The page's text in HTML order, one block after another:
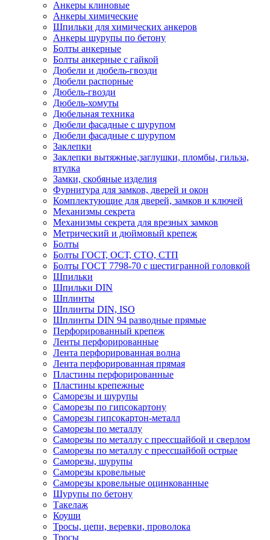
Анкеры клиновые
Анкеры химические
Шпильки для химических анкеров
Анкеры шурупы по бетону
Болты анкерные
Болты анкерные с гайкой
Дюбели и дюбель-гвозди
Дюбели распорные
Дюбель-гвозди
Дюбель-хомуты
Дюбельная техника
Дюбели фасадные с шурупом
Дюбели фасадные с шурупом
Заклепки
Заклепки вытяжные,заглушки, пломбы, гильза,
втулка
Замки, скобяные изделия
Фурнитура для замков, дверей и окон
Комплектующие для дверей, замков и ключей
Механизмы секрета
Механизмы секрета для врезных замков
Метрический и дюймовый крепеж
Болты
Болты ГОСТ, ОСТ, СТО, СТП
Болты ГОСТ 7798-70 с шестигранной головкой
Шпильки
Шпильки DIN
Шплинты
Шплинты DIN, ISO
Шплинты DIN 94 разводные прямые
Перфорированный крепеж
Ленты перфорированные
Лента перфорированная волна
Лента перфорированная прямая
Пластины перфорированные
Пластины крепежные
Саморезы и шурупы
Саморезы по гипсокартону
Саморезы гипсокартон-металл
Саморезы по металлу
Саморезы по металлу с прессшайбой и сверлом
Саморезы по металлу с прессшайбой острые
Саморезы, шурупы
Саморезы кровельные
Саморезы кровельные оцинкованные
Шурупы по бетону
Такелаж
Коуши
Тросы, цепи, веревки, проволока
Тросы